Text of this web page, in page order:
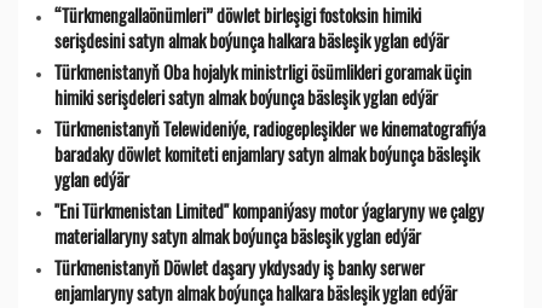
“Türkmengallaönümleri” döwlet birleşigi fostoksin himiki
serişdesini satyn almak boýunça halkara bäsleşik yglan edýär
Türkmenistanyň Oba hojalyk ministrligi ösümlikleri goramak üçin
himiki serişdeleri satyn almak boýunça bäsleşik yglan edýär
Türkmenistanyň Telewideniýe, radio­gepleşikler we kinematografiýa
baradaky döwlet komiteti enjamlary satyn almak boýunça bäsleşik
yglan edýär
"Eni Türkmenistan Limited" kompaniýasy motor ýaglaryny we çalgy
materiallaryny satyn almak boýunça bäsleşik yglan edýär
Türkmenistanyň Döwlet daşary ykdysady iş banky serwer
enjamlaryny satyn almak boýunça halkara bäsleşik yglan edýär